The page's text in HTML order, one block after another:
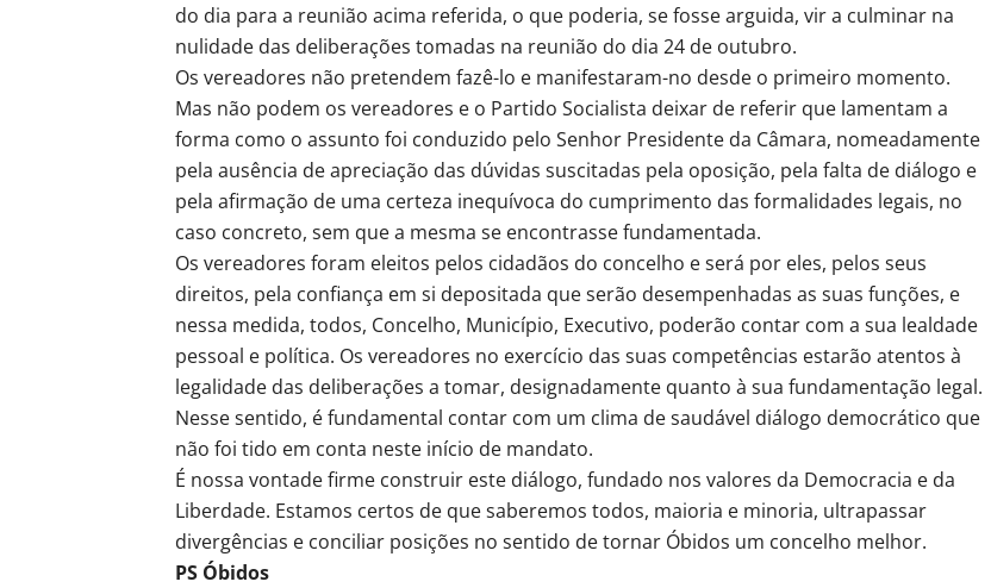
do dia para a reunião acima referida, o que poderia, se fosse arguida, vir a culminar na
nulidade das deliberações tomadas na reunião do dia 24 de outubro.
Os vereadores não pretendem fazê-lo e manifestaram-no desde o primeiro momento.
Mas não podem os vereadores e o Partido Socialista deixar de referir que lamentam a
forma como o assunto foi conduzido pelo Senhor Presidente da Câmara, nomeadamente
pela ausência de apreciação das dúvidas suscitadas pela oposição, pela falta de diálogo e
pela afirmação de uma certeza inequívoca do cumprimento das formalidades legais, no
caso concreto, sem que a mesma se encontrasse fundamentada.
Os vereadores foram eleitos pelos cidadãos do concelho e será por eles, pelos seus
direitos, pela confiança em si depositada que serão desempenhadas as suas funções, e
nessa medida, todos, Concelho, Município, Executivo, poderão contar com a sua lealdade
pessoal e política. Os vereadores no exercício das suas competências estarão atentos à
legalidade das deliberações a tomar, designadamente quanto à sua fundamentação legal.
Nesse sentido, é fundamental contar com um clima de saudável diálogo democrático que
não foi tido em conta neste início de mandato.
É nossa vontade firme construir este diálogo, fundado nos valores da Democracia e da
Liberdade. Estamos certos de que saberemos todos, maioria e minoria, ultrapassar
divergências e conciliar posições no sentido de tornar Óbidos um concelho melhor.
PS Óbidos